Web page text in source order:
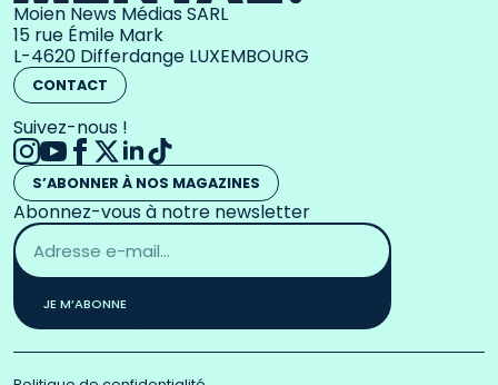
Moien News Médias SARL
15 rue Émile Mark
L-4620 Differdange LUXEMBOURG
CONTACT
Suivez-nous !
S’ABONNER À NOS MAGAZINES
Abonnez-vous à notre newsletter
Adresse
email
*
JE M’ABONNE